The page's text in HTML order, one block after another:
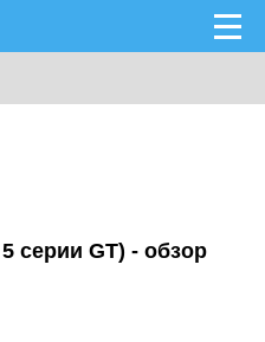
серии GT) - обзор